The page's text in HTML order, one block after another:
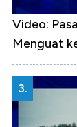
Video:
Menguat
3.